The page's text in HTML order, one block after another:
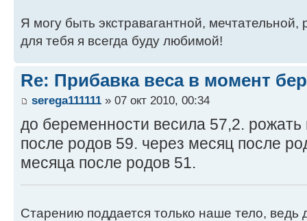
Я могу быть экстравагантной,
для тебя я всегда буду любимой!
Re: Прибавка веса в момент
serega111111 » 07 окт 2010, 00:34
до беременности весила 57,2.
после родов 59. через месяц после
месяца после родов 51.
Старению поддается только наше тело, ведь